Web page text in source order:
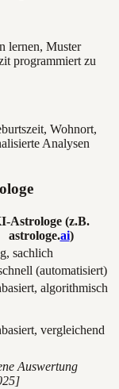
lernen, Muster
programmiert zu
Wohnort,
Analysen
Astrologe (z.B.
astrologe.ai)
sachlich
(automatisiert)
algorithmisch
vergleichend
Auswertung